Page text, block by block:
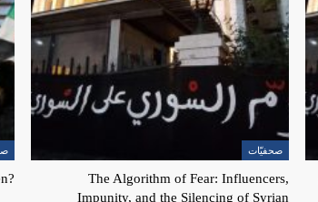
صحفيّات
The Algorithm of Fear: Influencers,
Impunity, and the Silencing of Syrian
?Where to now for Syria’s women